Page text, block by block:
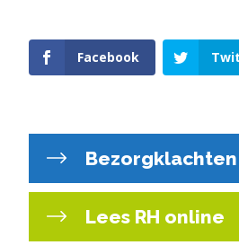
Facebook
Bezorgklachten
Lees RH online